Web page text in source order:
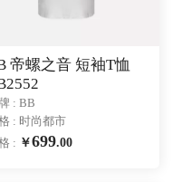
帝螺之音 短袖T恤
: BB
: 时尚都市
: ￥699.00